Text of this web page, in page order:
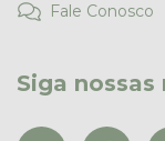
Fale Conosco
Siga nossas